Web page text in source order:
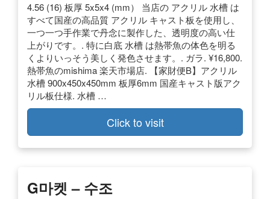
4.56 (16) 板厚 5x5x4 (mm） 当店の アクリル 水槽 は
すべて国産の高品質 アクリル キャスト板を使用し、
一つ一つ手作業で丹念に製作した、透明度の高い仕
上がりです。. 特に白底 水槽 は熱帯魚の体色を明る
くよりいっそう美しく発色させます。. ガラ. ¥16,800.
熱帯魚のmishima 楽天市場店. 【家財便B】アクリル
水槽 900x450x450mm 板厚6mm 国産キャスト版アク
リル板仕様. 水槽 …
Click to visit
G마켓 – 수조